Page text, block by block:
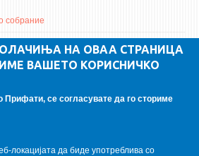
собрание
НА ОВАА СТРАНИЦА
ВАШЕТО КОРИСНИЧКО
Прифати, се согласувате да го сториме
локацијата да биде употреблива со